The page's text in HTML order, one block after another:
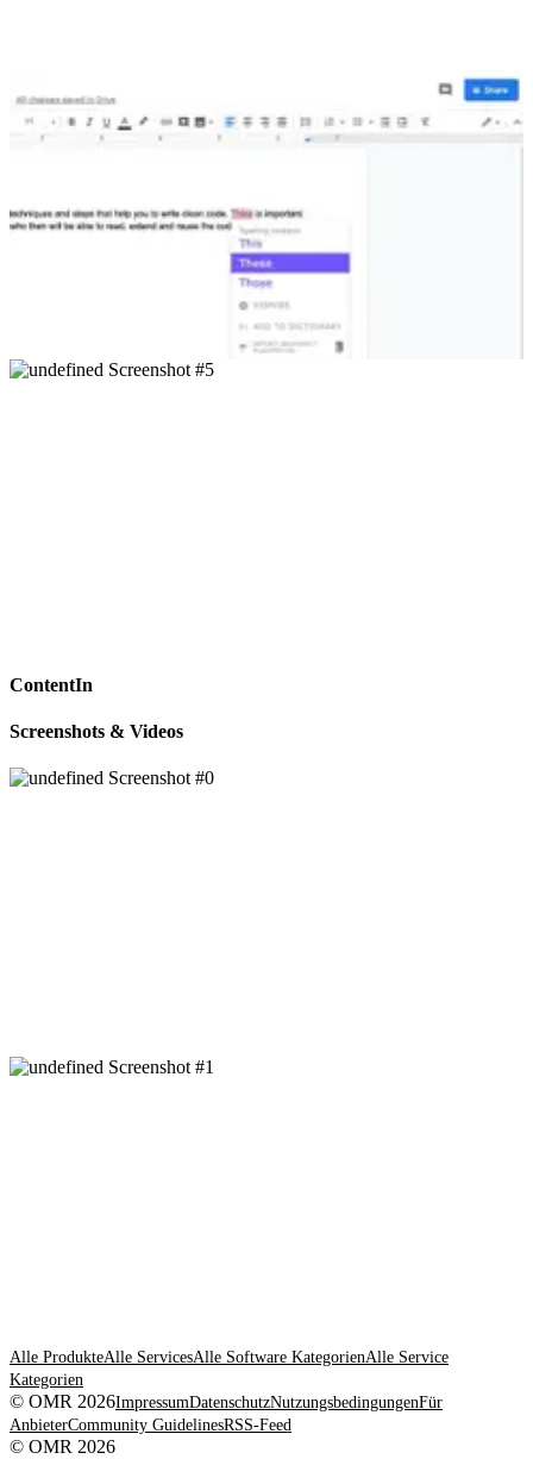
ContentIn
Screenshots & Videos
Alle ProdukteAlle ServicesAlle Software KategorienAlle Service
Kategorien
© OMR 2026ImpressumDatenschutzNutzungsbedingungenFür
AnbieterCommunity GuidelinesRSS-Feed
© OMR 2026